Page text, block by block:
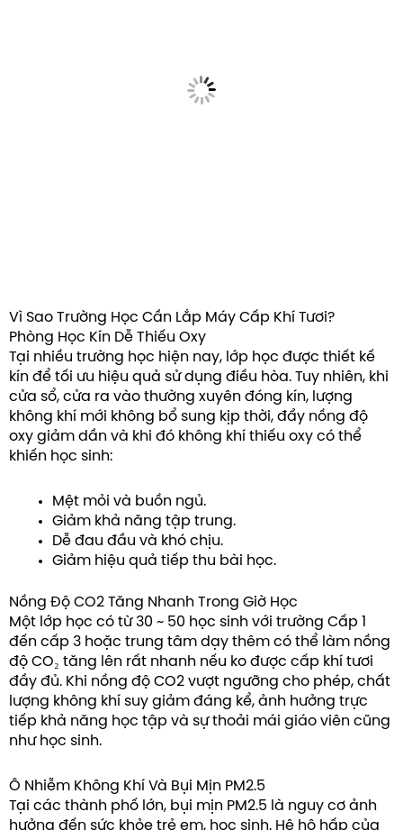
Vì Sao Trường Học Cần Lắp Máy Cấp Khí Tươi?
Phòng Học Kín Dễ Thiếu Oxy
Tại nhiều trường học hiện nay, lớp học được thiết kế
kín để tối ưu hiệu quả sử dụng điều hòa. Tuy nhiên, khi
cửa sổ, cửa ra vào thường xuyên đóng kín, lượng
không khí mới không bổ sung kịp thời, đẩy nồng độ
oxy giảm dần và khi đó không khí thiếu oxy có thể
khiến học sinh:
Mệt mỏi và buồn ngủ.
Giảm khả năng tập trung.
Dễ đau đầu và khó chịu.
Giảm hiệu quả tiếp thu bài học.
Nồng Độ CO2 Tăng Nhanh Trong Giờ Học
Một lớp học có từ 30 ~ 50 học sinh với trường Cấp 1
đến cấp 3 hoặc trung tâm dạy thêm có thể làm nồng
độ CO₂ tăng lên rất nhanh nếu ko được cấp khí tươi
đầy đủ. Khi nồng độ CO2 vượt ngưỡng cho phép, chất
lượng không khí suy giảm đáng kể, ảnh hưởng trực
tiếp khả năng học tập và sự thoải mái giáo viên cũng
như học sinh.
Ô Nhiễm Không Khí Và Bụi Mịn PM2.5
Tại các thành phố lớn, bụi mịn PM2.5 là nguy cơ ảnh
hưởng đến sức khỏe trẻ em, học sinh. Hệ hô hấp của